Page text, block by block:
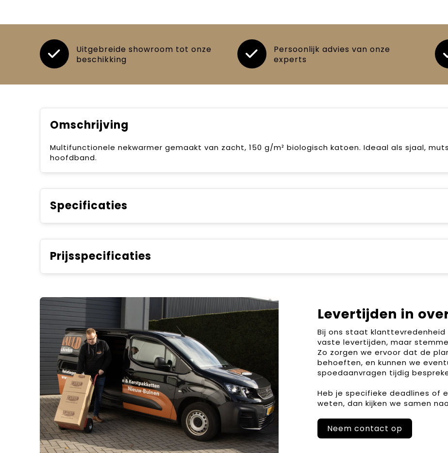
Uitgebreide showroom tot onze
beschikking
Persoonlijk advies van onze
experts
Omschrijving
Multifunctionele nekwarmer gemaakt van zacht, 150 g/m² biologisch katoen. Ideaal als sjaal,
hoofdband.
Specificaties
Prijsspecificaties
Levertijden in
Bij ons staat
vaste levertijden, maar
Zo zorgen we ervoor dat de
behoeften, en kunnen we
spoedaanvragen tijdig
Heb je specifieke deadlines of
weten, dan kijken we samen
Neem contact op